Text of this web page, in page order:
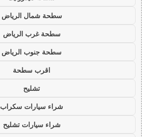
سطحة شمال الرياض
سطحة غرب الرياض
سطحة جنوب الرياض
اقرب سطحة
تشليح
شراء سيارات سكراب
شراء سيارات تشليح